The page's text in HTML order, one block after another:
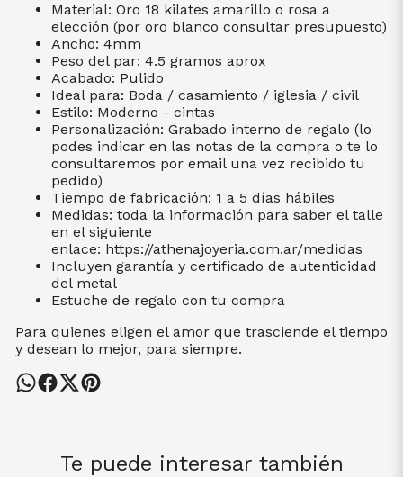
Material: Oro 18 kilates amarillo o rosa a
elección (por oro blanco consultar presupuesto)
Ancho: 4mm
Peso del par: 4.5 gramos aprox
Acabado: Pulido
Ideal para: Boda / casamiento / iglesia / civil
Estilo: Moderno - cintas
Personalización: Grabado interno de regalo (lo
podes indicar en las notas de la compra o te lo
consultaremos por email una vez recibido tu
pedido)
Tiempo de fabricación: 1 a 5 días hábiles
Medidas: toda la información para saber el talle
en el siguiente
enlace: https://athenajoyeria.com.ar/medidas
Incluyen garantía y certificado de autenticidad
del metal
Estuche de regalo con tu compra
Para quienes eligen el amor que trasciende el tiempo
y desean lo mejor, para siempre.
Te puede interesar también